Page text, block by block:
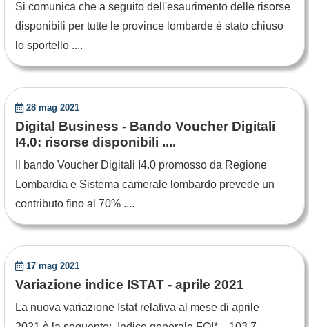
Si comunica che a seguito dell'esaurimento delle risorse
disponibili per tutte le province lombarde è stato chiuso
lo sportello ....
28 mag 2021
Digital Business - Bando Voucher Digitali
I4.0: risorse disponibili ....
Il bando Voucher Digitali I4.0 promosso da Regione
Lombardia e Sistema camerale lombardo prevede un
contributo fino al 70% ....
17 mag 2021
Variazione indice ISTAT - aprile 2021
La nuova variazione Istat relativa al mese di aprile